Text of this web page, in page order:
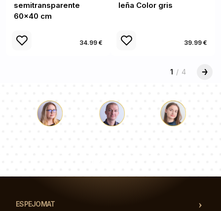
semitransparente
60x40 cm
34.99 €
leña Color gris
39.99 €
1 / 4
ESPEJOMAT